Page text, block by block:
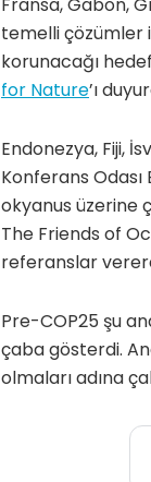
Fransa, Gabon,
temelli çözümler
korunacağı
for Nature’ı
Endonezya, Fiji,
Konferans Odası
okyanus üzerine
The Friends of
referanslar
Pre-COP25 şu
çaba gösterdi.
olmaları adına